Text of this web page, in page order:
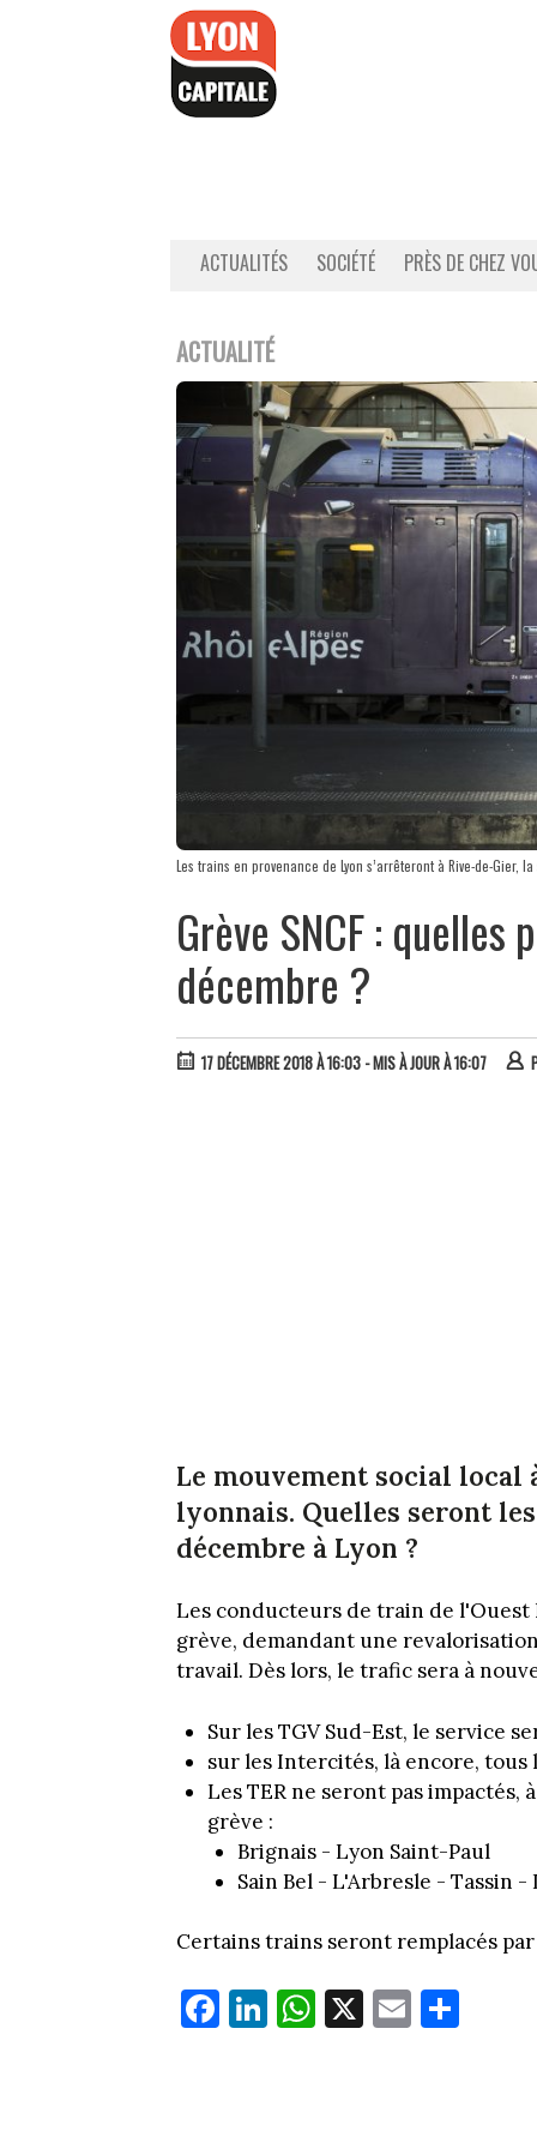
ACTUALITÉS SOCIÉTÉ PRÈS DE CHEZ
ACTUALITÉ
Les trains en provenance de Lyon s’arrêteront à Rive-de-Gier,
Grève SNCF :
décembre ?
17 DÉCEMBRE 2018 À 16:03 - MIS À JOUR À 16:07
Le mouvement social local
lyonnais. Quelles seront
décembre à Lyon ?
Les conducteurs de train de
grève, demandant une
travail. Dès lors, le trafic sera à
Sur les TGV Sud-Est, le service
sur les Intercités, là encore,
Les TER ne seront pas
grève :
Brignais - Lyon Saint-Paul
Sain Bel - L'Arbresle - Tassin
Certains trains seront remplacés
Fa
ce
Li
nk
W
ha
X E
m